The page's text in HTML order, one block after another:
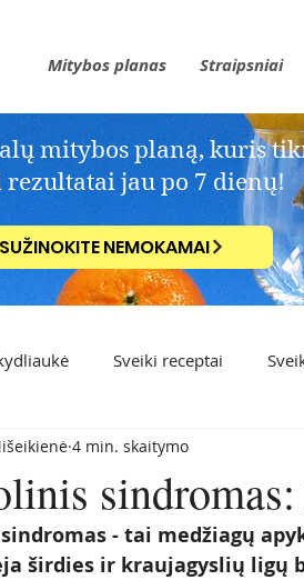
Mitybos planas Straipsniai
mitybos planą, kuris
jau po 7 dienų!
SUŽINOKITE NEMOKAMAI
Sveiki receptai
4 min. skaitymo
- tai medžiagų
širdies ir kraujagyslių ligų